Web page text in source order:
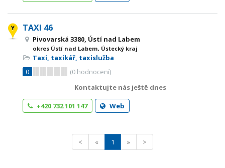
TAXI 46
Pivovarská 3380, Ústí nad Labem
okres Ústí nad Labem, Ústecký kraj
Taxi, taxikář, taxislužba
0
(0 hodnocení)
Kontaktujte nás ještě dnes
+420 732 101 147 Web
< « 1 » >